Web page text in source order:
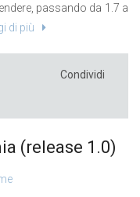
passando da 1.7 a
di più
Condividi
(release 1.0)